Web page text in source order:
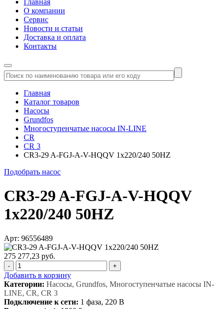
Главная
О компании
Сервис
Новости и статьи
Доставка и оплата
Контакты
Главная
Каталог товаров
Насосы
Grundfos
Многоступенчатые насосы IN-LINE
CR
CR 3
CR3-29 A-FGJ-A-V-HQQV 1x220/240 50HZ
Подобрать насос
CR3-29 A-FGJ-A-V-HQQV
1x220/240 50HZ
Арт: 96556489
275 277,23 руб.
- +
Добавить в корзину
Категории: Насосы, Grundfos, Многоступенчатые насосы IN-
LINE, CR, CR 3
Подключение к сети: 1 фаза, 220 В